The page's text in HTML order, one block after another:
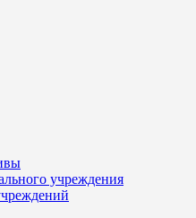
учреждения